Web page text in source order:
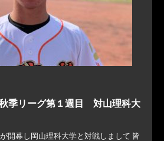
季リーグ第１週目 対山理科大
開幕し岡山理科大学と対戦しまして 皆